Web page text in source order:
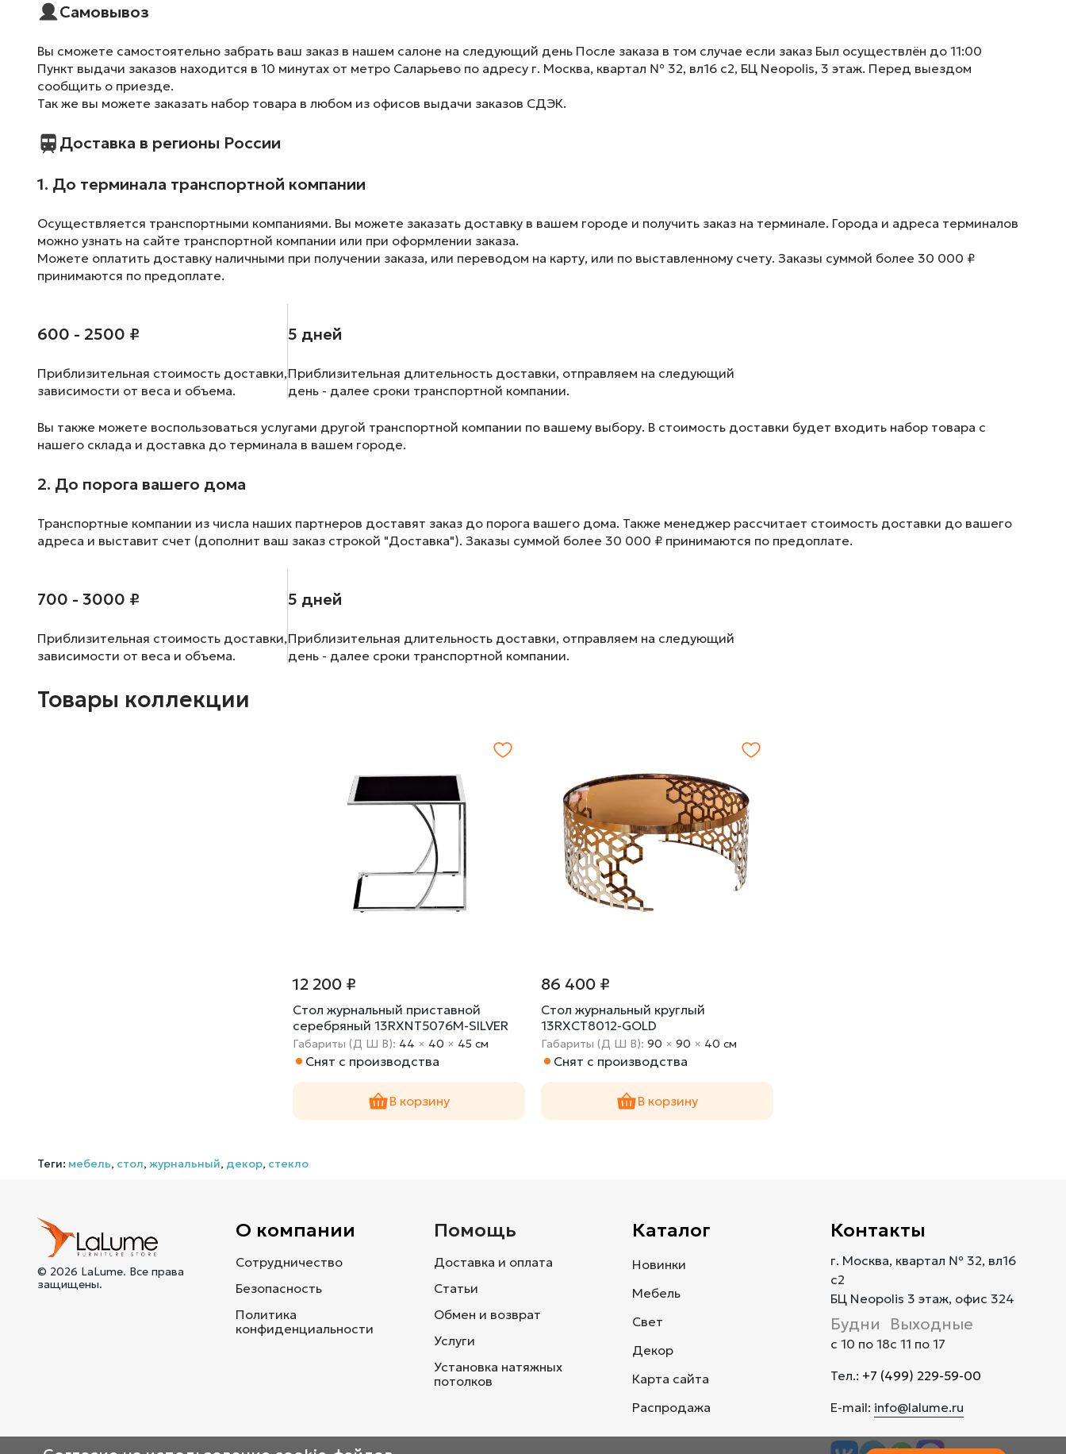
Самовывоз
Вы сможете самостоятельно забрать ваш заказ в нашем салоне на следующий день После заказа в том случае если заказ Был осуществлён до 11:00
Пункт выдачи заказов находится в 10 минутах от метро Саларьево по адресу г. Москва, квартал № 32, вл16 с2, БЦ Neopolis, 3 этаж. Перед выездом
сообщить о приезде.
Так же вы можете заказать набор товара в любом из офисов выдачи заказов СДЭК.
Доставка в регионы России
1. До терминала транспортной компании
Осуществляется транспортными компаниями. Вы можете заказать доставку в вашем городе и получить заказ на терминале. Города и адреса терминалов
можно узнать на сайте транспортной компании или при оформлении заказа.
Можете оплатить доставку наличными при получении заказа, или переводом на карту, или по выставленному счету. Заказы суммой более 30 000 ₽
принимаются по предоплате.
600 - 2500 ₽
Приблизительная стоимость доставки,
зависимости от веса и объема.
5 дней
Приблизительная длительность доставки, отправляем на следующий
день - далее сроки транспортной компании.
Вы также можете воспользоваться услугами другой транспортной компании по вашему выбору. В стоимость доставки будет входить набор товара с
нашего склада и доставка до терминала в вашем городе.
2. До порога вашего дома
Транспортные компании из числа наших партнеров доставят заказ до порога вашего дома. Также менеджер рассчитает стоимость доставки до вашего
адреса и выставит счет (дополнит ваш заказ строкой "Доставка"). Заказы суммой более 30 000 ₽ принимаются по предоплате.
700 - 3000 ₽
Приблизительная стоимость доставки,
зависимости от веса и объема.
5 дней
Приблизительная длительность доставки, отправляем на следующий
день - далее сроки транспортной компании.
Товары коллекции
12 200 ₽
Стол журнальный приставной
серебряный 13RXNT5076M-SILVER
Габариты (Д Ш В): 44 × 40 × 45 cм
Снят с производства
В корзину
86 400 ₽
Стол журнальный круглый
13RXCT8012-GOLD
Габариты (Д Ш В): 90 × 90 × 40 cм
Снят с производства
В корзину
Теги: мебель, стол,журнальный, декор, стекло
© 2026 LaLume. Все права
защищены.
О компании
Сотрудничество
Безопасность
Политика
конфиденциальности
Помощь
Доставка и оплата
Статьи
Обмен и возврат
Услуги
Установка натяжных
потолков
Каталог
Новинки
Мебель
Свет
Декор
Карта сайта
Распродажа
Контакты
г. Москва, квартал № 32, вл16
с2
БЦ Neopolis 3 этаж, офис 324
Будни
с 10 по 18
Выходные
с 11 по 17
Тел.: +7 (499) 229-59-00
E-mail: info@lalume.ru